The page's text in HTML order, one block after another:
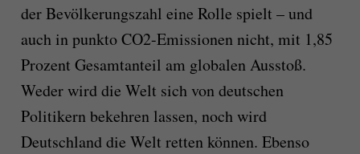
der Bevölkerungszahl eine Rolle spielt – und
auch in punkto CO2-Emissionen nicht, mit 1,85
Prozent Gesamtanteil am globalen Ausstoß.
Weder wird die Welt sich von deutschen
Politikern bekehren lassen, noch wird
Deutschland die Welt retten können. Ebenso